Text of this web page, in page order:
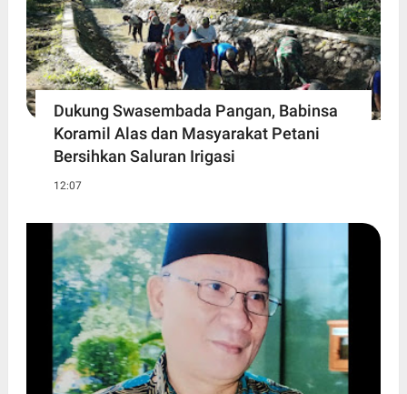
Dukung Swasembada Pangan, Babinsa
Koramil Alas dan Masyarakat Petani
Bersihkan Saluran Irigasi
12:07